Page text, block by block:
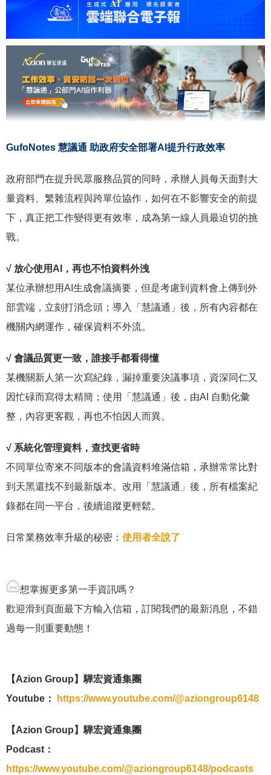
GufoNotes 慧議通 助政府安全部署AI提升行政效率
政府部門在提升民眾服務品質的同時，承辦人員每天面對大
量資料、繁雜流程與跨單位協作，如何在不影響安全的前提
下，真正把工作變得更有效率，成為第一線人員最迫切的挑
戰。
√ 放心使用AI，再也不怕資料外洩
某位承辦想用AI生成會議摘要，但是考慮到資料會上傳到外
部雲端，立刻打消念頭；導入「慧議通」後，所有內容都在
機關內網運作，確保資料不外流。
√ 會議品質更一致，誰接手都看得懂
某機關新人第一次寫紀錄，漏掉重要決議事項，資深同仁又
因忙碌而寫得太精簡；使用「慧議通」後，由AI 自動化彙
整，內容更客觀，再也不怕因人而異。
√ 系統化管理資料，查找更省時
不同單位寄來不同版本的會議資料堆滿信箱，承辦常常比對
到天黑還找不到最新版本。改用「慧議通」後，所有檔案紀
錄都在同一平台，後續追蹤更輕鬆。
日常業務效率升級的秘密： 使用者全說了
想掌握更多第一手資訊嗎？
歡迎滑到頁面最下方輸入信箱，訂閱我們的最新消息，不錯
過每一則重要動態！
【Azion Group】驊宏資通集團
Youtube：
https://www.youtube.com/@aziongroup6148
【Azion Group】驊宏資通集團
Podcast：
https://www.youtube.com/@aziongroup6148/podcasts